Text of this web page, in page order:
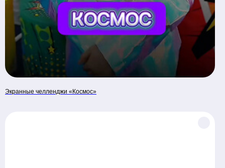
Экранные челленджи «Космос»